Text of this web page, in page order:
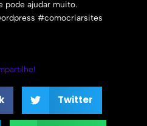
pode ajudar muito.
#comocriarsites
Twitter